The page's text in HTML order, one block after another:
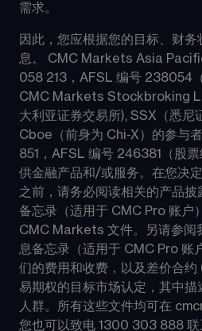
需求。
因此，您应根据您的目标、财
息。 CMC Markets Asia
058 213，AFSL 编号 238054
CMC Markets Stockbroking
大利亚证券交易所), SSX（悉尼
Cboe（前身为 Chi-X）的参与
851，AFSL 编号 246381（股
供金融产品和/或服务。在您决
之前，请务必阅读相关的产品披
备忘录（适用于 CMC Pro 账户
CMC Markets 文件。另请参阅
息备忘录（适用于 CMC Pro 账
们的费用和收费，以及差价合约
易期权的目标市场认定，其中描
人群。所有这些文件均可在
您也可以致电 1300 303 888 联